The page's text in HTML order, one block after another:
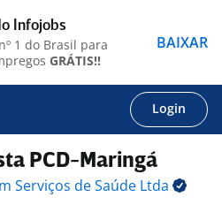
Login
PCD-Maringá
Serviços de Saúde Ltda
Infojobs
1 do Brasil para
GRÁTIS!!
BAIXAR